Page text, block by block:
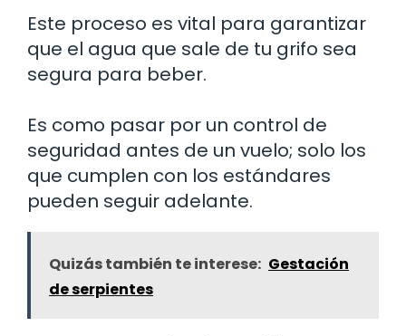
Este proceso es vital para garantizar
que el agua que sale de tu grifo sea
segura para beber.
Es como pasar por un control de
seguridad antes de un vuelo; solo los
que cumplen con los estándares
pueden seguir adelante.
Quizás también te interese: Gestación
de serpientes